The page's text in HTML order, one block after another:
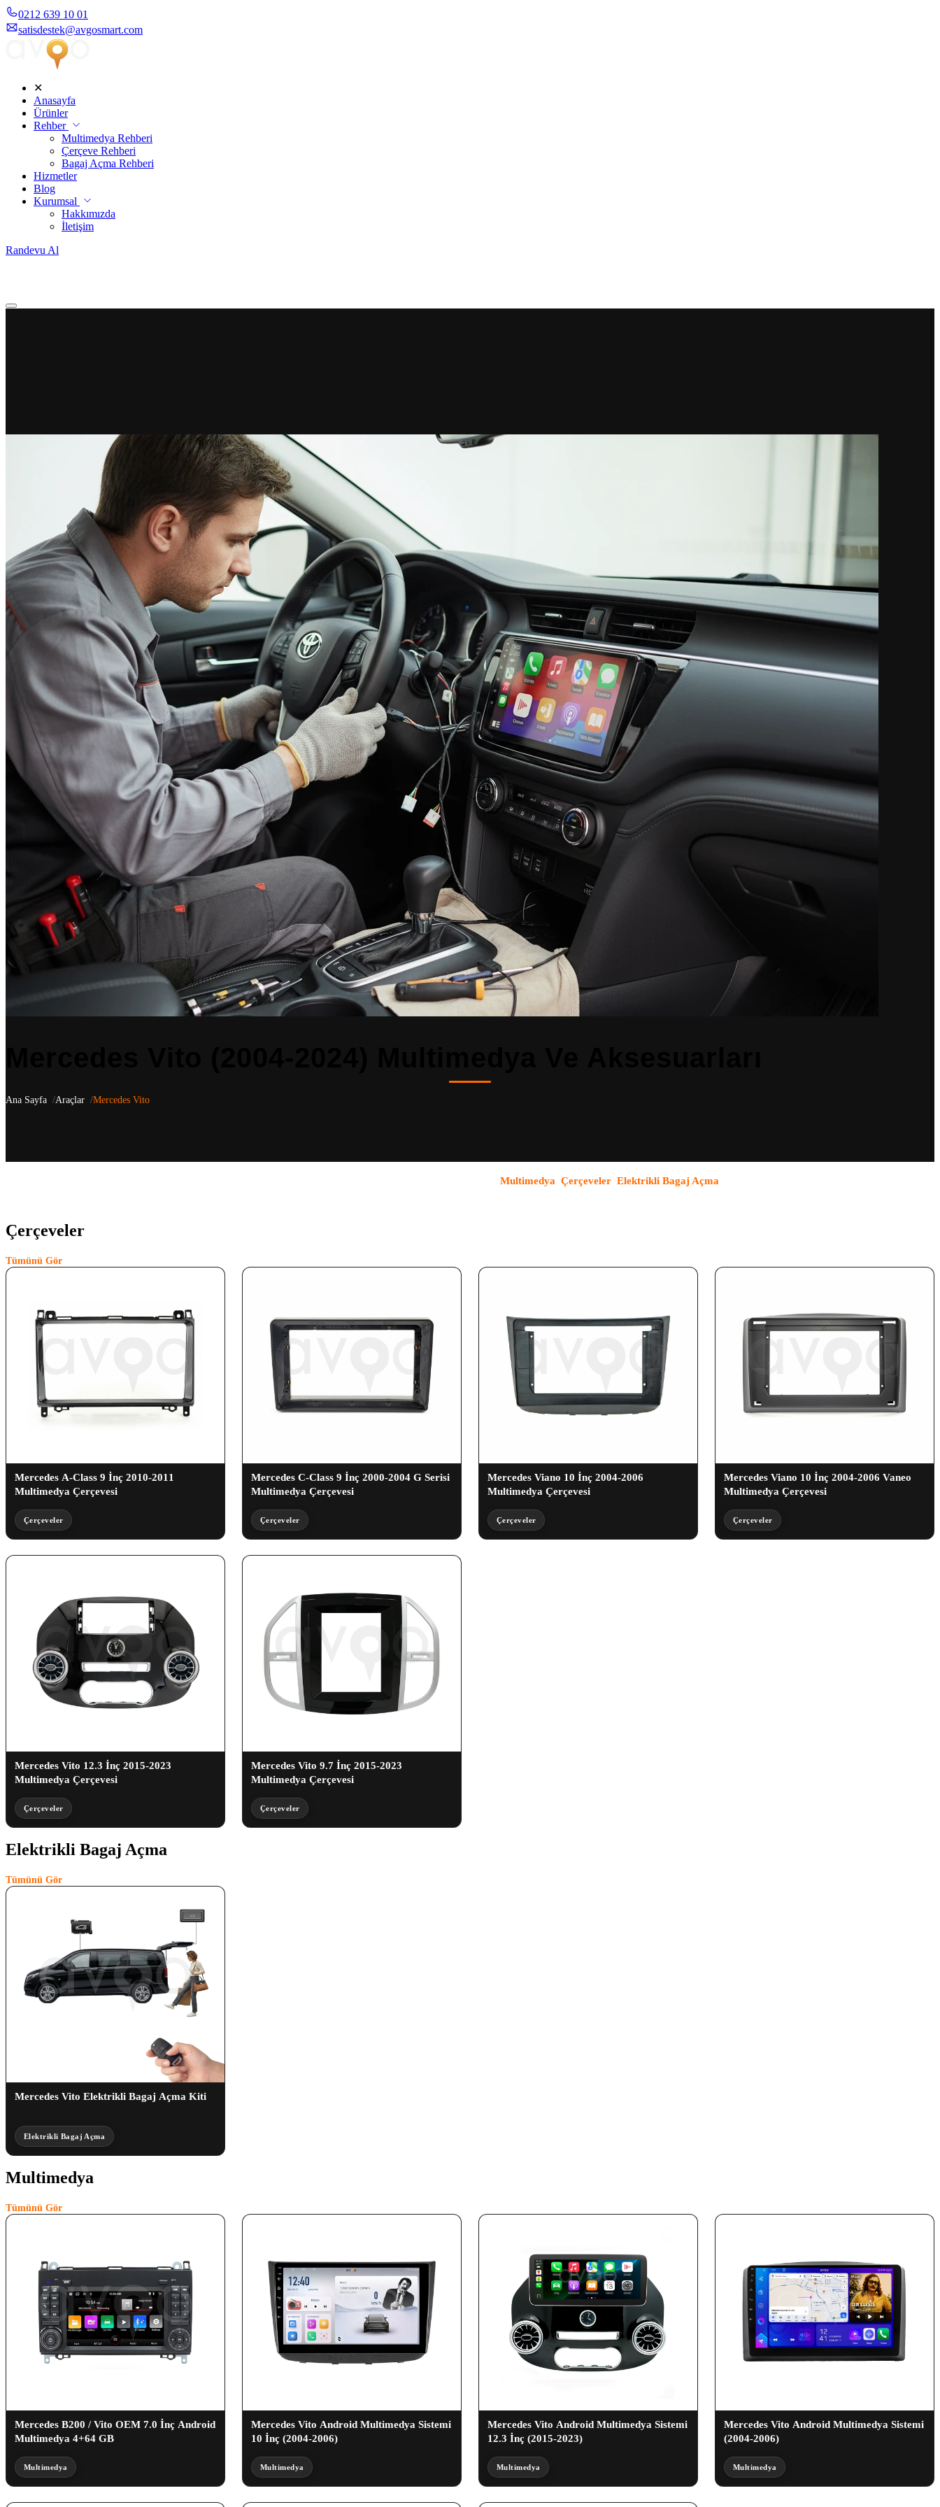
0212 639 10 01
satisdestek@avgosmart.com
✕
Anasayfa
Ürünler
Rehber
Multimedya Rehberi
Çerçeve Rehberi
Bagaj Açma Rehberi
Hizmetler
Blog
Kurumsal
Hakkımızda
İletişim
Randevu Al
Ana Sayfa Araçlar Mercedes Vito
Multimedya Çerçeveler Elektrikli Bagaj Açma
Çerçeveler
Tümünü Gör
Mercedes A-Class 9 İnç 2010-2011
Multimedya Çerçevesi
Çerçeveler
Mercedes C-Class 9 İnç 2000-2004 G Serisi
Multimedya Çerçevesi
Çerçeveler
Mercedes Viano 10 İnç 2004-2006
Multimedya Çerçevesi
Çerçeveler
Mercedes Viano 10 İnç 2004-2006 Vaneo
Multimedya Çerçevesi
Çerçeveler
Mercedes Vito 12.3 İnç 2015-2023
Multimedya Çerçevesi
Çerçeveler
Mercedes Vito 9.7 İnç 2015-2023
Multimedya Çerçevesi
Çerçeveler
Elektrikli Bagaj Açma
Tümünü Gör
Mercedes Vito Elektrikli Bagaj Açma Kiti
Elektrikli Bagaj Açma
Multimedya
Tümünü Gör
Mercedes B200 / Vito OEM 7.0 İnç Android
Multimedya 4+64 GB
Multimedya
Mercedes Vito Android Multimedya Sistemi
10 İnç (2004-2006)
Multimedya
Mercedes Vito Android Multimedya Sistemi
12.3 İnç (2015-2023)
Multimedya
Mercedes Vito Android Multimedya Sistemi
(2004-2006)
Multimedya